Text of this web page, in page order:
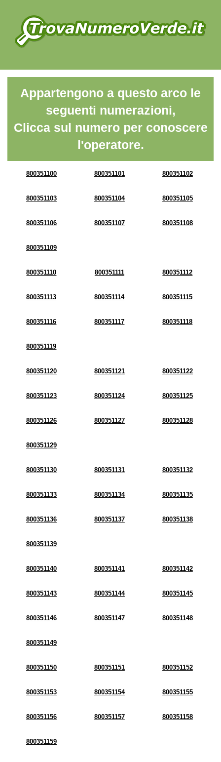
Appartengono a questo arco le
seguenti numerazioni,
Clicca sul numero per conoscere
l'operatore.
800351100 800351101 800351102
800351103 800351104 800351105
800351106 800351107 800351108
800351109
800351110 800351111 800351112
800351113 800351114 800351115
800351116 800351117 800351118
800351119
800351120 800351121 800351122
800351123 800351124 800351125
800351126 800351127 800351128
800351129
800351130 800351131 800351132
800351133 800351134 800351135
800351136 800351137 800351138
800351139
800351140 800351141 800351142
800351143 800351144 800351145
800351146 800351147 800351148
800351149
800351150 800351151 800351152
800351153 800351154 800351155
800351156 800351157 800351158
800351159